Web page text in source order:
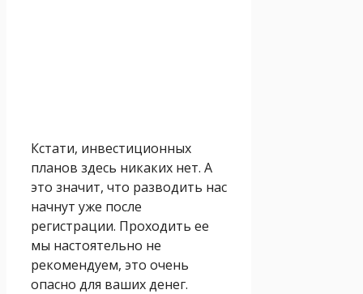
Кстати, инвестиционных
планов здесь никаких нет. А
это значит, что разводить нас
начнут уже после
регистрации. Проходить ее
мы настоятельно не
рекомендуем, это очень
опасно для ваших денег.